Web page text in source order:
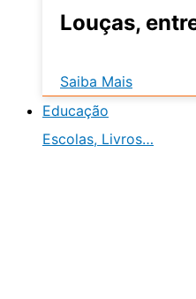
Louças,
Saiba Mais
Educação
Escolas, Livros…